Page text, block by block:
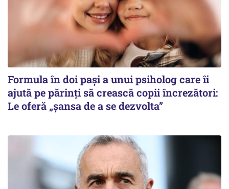
Formula în doi pași a unui psiholog care îi
ajută pe părinți să crească copii încrezători:
Le oferă „șansa de a se dezvolta”